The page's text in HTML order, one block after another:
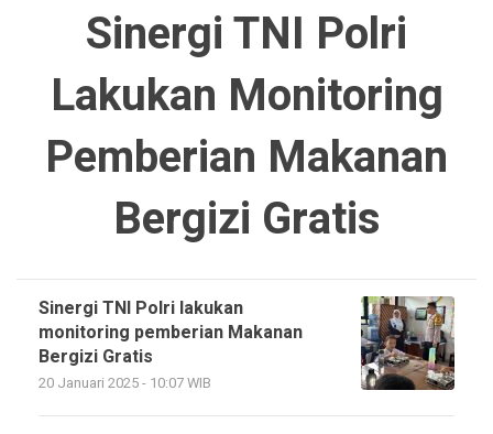
Sinergi TNI Polri
Lakukan Monitoring
Pemberian Makanan
Bergizi Gratis
Sinergi TNI Polri lakukan
monitoring pemberian Makanan
Bergizi Gratis
20 Januari 2025 - 10:07 WIB